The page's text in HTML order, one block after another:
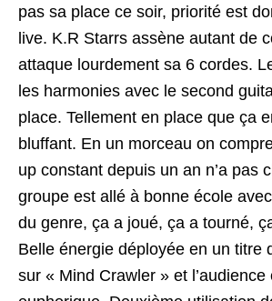
pas sa place ce soir, priorité est
live. K.R Starrs assène autant de
attaque lourdement sa 6 cordes.
les harmonies avec le second
place. Tellement en place que ça
bluffant. En un morceau on
up constant depuis un an n’a pas
groupe est allé à bonne école
du genre, ça a joué, ça a tourné,
Belle énergie déployée en un titre
sur « Mind Crawler » et l’audience